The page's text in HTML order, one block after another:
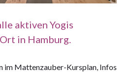
aktiven Yogis
in Hamburg.
im Mattenzauber-Kursplan, Infos